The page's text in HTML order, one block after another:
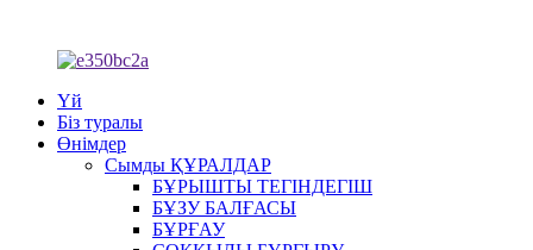
Үй
Біз туралы
Өнімдер
Сымды ҚҰРАЛДАР
БҰРЫШТЫ ТЕГІНДЕГІШ
БҰЗУ БАЛҒАСЫ
БҰРҒАУ